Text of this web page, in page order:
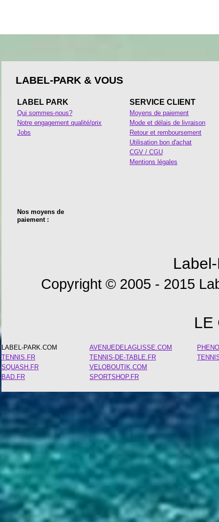
LABEL-PARK & VOUS
LABEL PARK
Qui sommes-nous?
Notre engagement qualité/prix
Jobs
SERVICE CLIENT
Moyens de paiement
Mode et délais de livraison
Retour et remboursement
Utilisation bon d'achat
CGV / CGU
Mentions légales
Nos moyens de
paiement :
Copyright © 2005 - 2015
LE
LABEL-PARK.COM
TENNIS.FR
SQUASH.FR
BAD.FR
AVENUEDELAGLISSE.COM
TENNIS-DE-TABLE.FR
VELOBOUTIK.COM
SPORTSHOP.FR